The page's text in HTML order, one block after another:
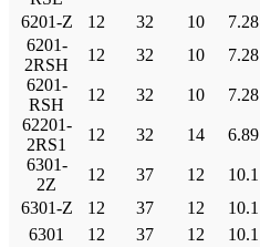
6201-Z
12 32 10 7.28
6201-
2RSH
12 32 10 7.28
6201-
RSH
12 32 10 7.28
62201-
2RS1
12 32 14 6.89
6301-
2Z
12 37 12 10.1
6301-Z
12 37 12 10.1
6301
12 37 12 10.1